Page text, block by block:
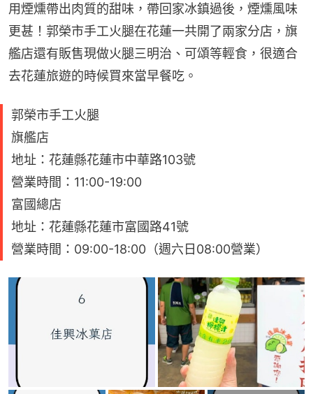
用煙燻帶出肉質的甜味，帶回家冰鎮過後，煙燻風味
更甚！郭榮市手工火腿在花蓮一共開了兩家分店，旗
艦店還有販售現做火腿三明治、可頌等輕食，很適合
去花蓮旅遊的時候買來當早餐吃。
郭榮市手工火腿
旗艦店
地址：花蓮縣花蓮市中華路103號
營業時間：11:00-19:00
富國總店
地址：花蓮縣花蓮市富國路41號
營業時間：09:00-18:00（週六日08:00營業）